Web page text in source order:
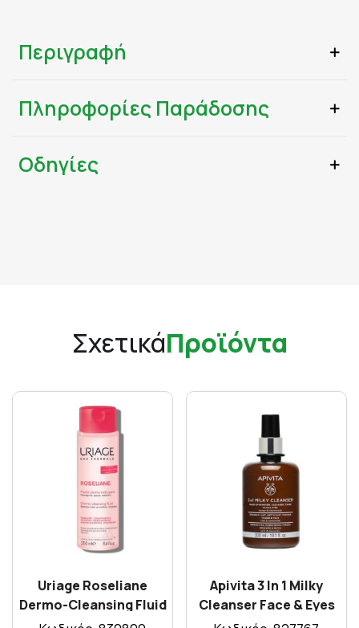
Περιγραφή
Πληροφορίες Παράδοσης
Οδηγίες
ΣχετικάΠροϊόντα
Uriage Roseliane
Dermo-Cleansing Fluid
250ml
Apivita 3 In 1 Milky
Cleanser Face & Eyes
300ml